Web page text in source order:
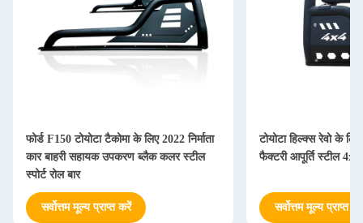
फोर्ड F150 टोयोटा टैकोमा के लिए 2022 निर्माता
कार बाहरी सहायक उपकरण ब्लैक कलर स्टील
स्पोर्ट रोल बार
सर्वोत्तम मूल्य प्राप्त करें
टोयोटा हिल्क्स रेवो के
फैक्टरी आपूर्ति स्टील
सर्वोत्तम मूल्य प्राप्त